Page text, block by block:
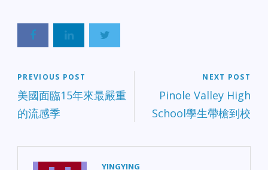
PREVIOUS POST
美國面臨15年來最嚴重
的流感季
NEXT POST
Pinole Valley High
School學生帶槍到校
YINGYING